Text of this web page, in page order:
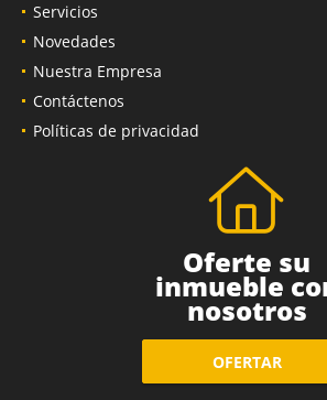
Servicios
Novedades
Nuestra Empresa
Contáctenos
Políticas de privacidad
Oferte su
inmueble
nosotros
OFERTAR